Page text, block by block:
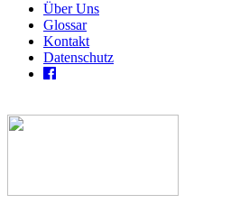
Über Uns
Glossar
Kontakt
Datenschutz